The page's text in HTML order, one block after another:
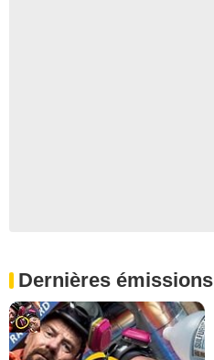
Dernières émissions